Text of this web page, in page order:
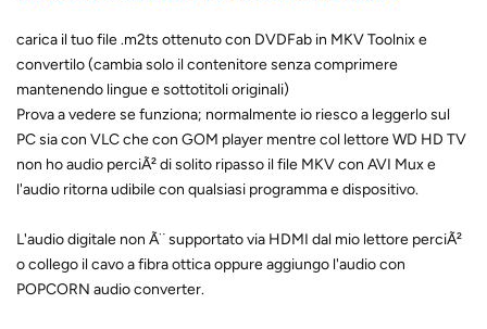
carica il tuo file .m2ts ottenuto con DVDFab in MKV Toolnix e
convertilo (cambia solo il contenitore senza comprimere
mantenendo lingue e sottotitoli originali)
Prova a vedere se funziona; normalmente io riesco a leggerlo sul
PC sia con VLC che con GOM player mentre col lettore WD HD TV
non ho audio perciÃ² di solito ripasso il file MKV con AVI Mux e
l'audio ritorna udibile con qualsiasi programma e dispositivo.
L'audio digitale non Ã¨ supportato via HDMI dal mio lettore perciÃ²
o collego il cavo a fibra ottica oppure aggiungo l'audio con
POPCORN audio converter.